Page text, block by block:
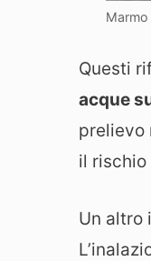
Questi
acque
prelievo
il rischio
Un altro